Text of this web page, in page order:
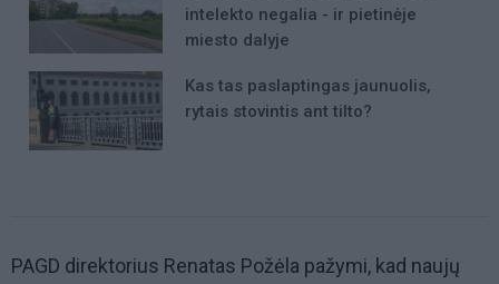
intelekto negalia - ir pietinėje
miesto dalyje
Kas tas paslaptingas jaunuolis,
rytais stovintis ant tilto?
PAGD direktorius Renatas Požėla pažymi, kad naujų